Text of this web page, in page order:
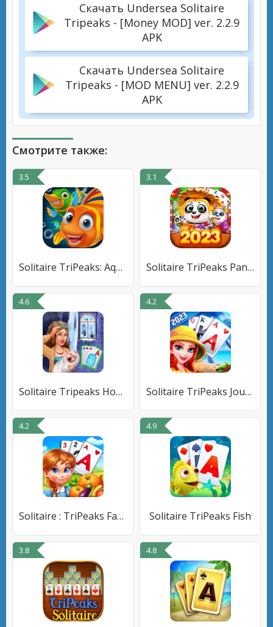
Скачать Undersea Solitaire
Tripeaks - [Money MOD] ver. 2.2.9
APK
Скачать Undersea Solitaire
Tripeaks - [MOD MENU] ver. 2.2.9
APK
Смотрите также:
3.5
Solitaire TriPeaks: Aquarium
3.1
Solitaire TriPeaks Panda Farm
4.6
Solitaire Tripeaks Home: Merge
4.2
Solitaire TriPeaks Journey
4.2
Solitaire : TriPeaks Farm
4.9
Solitaire TriPeaks Fish
3.8 4.8